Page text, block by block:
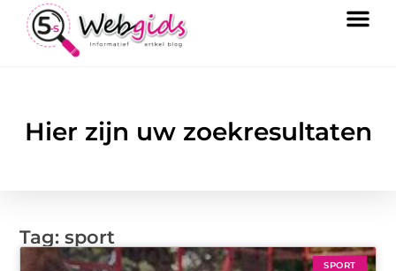
Hier zijn uw zoekresultaten
Tag: sport
SPORT